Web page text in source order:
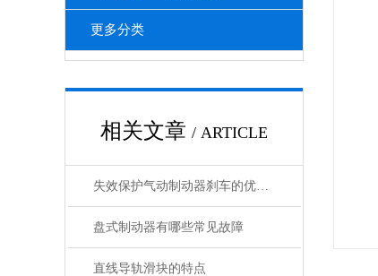
更多分类
相关文章 / ARTICLE
失效保护气动制动器刹车的优势特点，您都知道吗？
盘式制动器有哪些常见故障
直线导轨滑块的特点